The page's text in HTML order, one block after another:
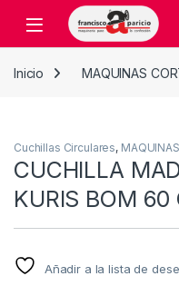
Skip to navigation
Skip to content
Open
Inicio MAQUINAS
Cuchillas Circulares,
CUCHILLA
KURIS BOM 60
Añadir a la lista de